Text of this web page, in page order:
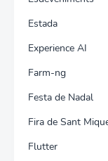
Estada
Experience AI
Farm-ng
Festa de Nadal
Fira de Sant
Flutter